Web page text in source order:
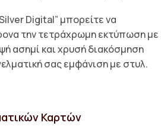
Digital” μπορείτε να
την τετράχρωμη εκτύπωση με
ασημί και χρυσή διακόσμηση
σας εμφάνιση με στυλ.
Καρτών